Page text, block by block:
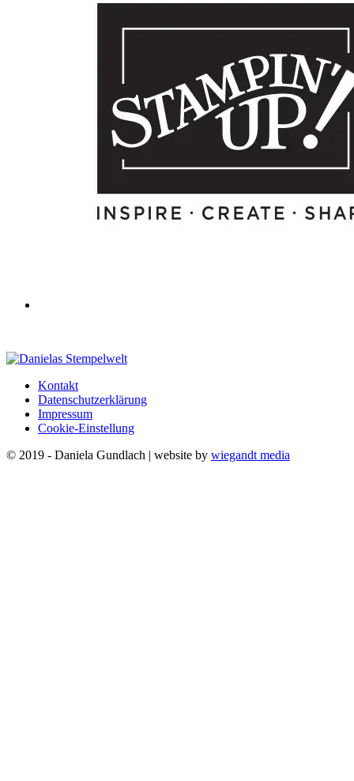
Kontakt
Datenschutzerklärung
Impressum
Cookie-Einstellung
© 2019 - Daniela Gundlach | website by wiegandt media